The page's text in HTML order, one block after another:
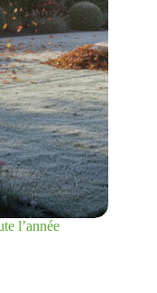
l’année